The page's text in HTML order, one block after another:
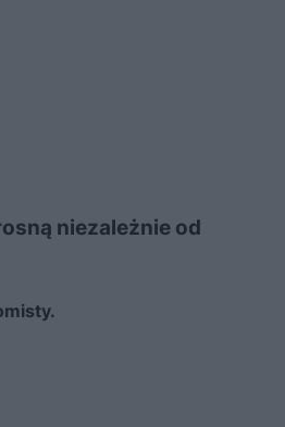
niezależnie od